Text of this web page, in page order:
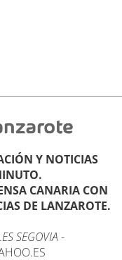
Y NOTICIAS
CANARIA CON
DE LANZAROTE.
SEGOVIA -